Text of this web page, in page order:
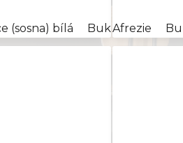
světle šedá 17271/2366
(sosna) bílá Buk Buk
Afrezie